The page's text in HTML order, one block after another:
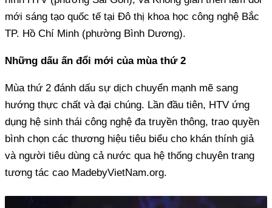
mới sáng tạo quốc tế tại Đô thị khoa học công nghệ Bắc
TP. Hồ Chí Minh (phường Bình Dương).
Những dấu ấn đổi mới của mùa thứ 2
Mùa thứ 2 đánh dấu sự dịch chuyển mạnh mẽ sang
hướng thực chất và đại chúng. Lần đầu tiên, HTV ứng
dụng hệ sinh thái công nghệ đa truyền thông, trao quyền
bình chọn các thương hiệu tiêu biểu cho khán thính giả
và người tiêu dùng cả nước qua hệ thống chuyên trang
tương tác cao MadebyVietNam.org.